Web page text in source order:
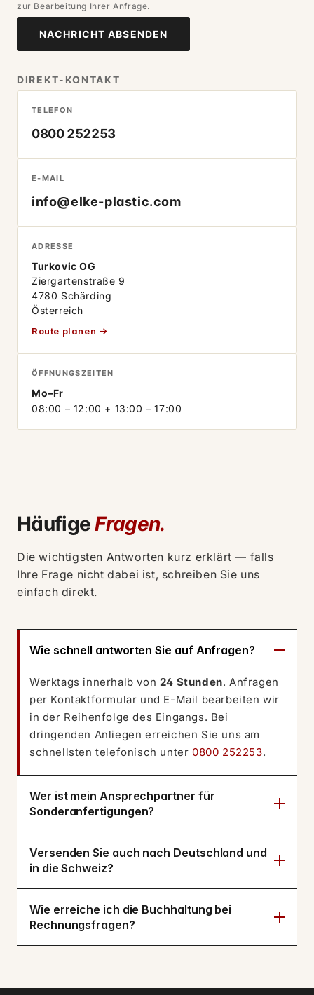
zur Bearbeitung Ihrer Anfrage.
NACHRICHT ABSENDEN
DIREKT-KONTAKT
TELEFON
0800 252253
E-MAIL
info@elke-plastic.com
ADRESSE
Turkovic OG
Ziergartenstraße 9
4780 Schärding
Österreich
Route planen →
ÖFFNUNGSZEITEN
Mo–Fr
08:00 – 12:00 + 13:00 – 17:00
HäufigeFragen.
Die wichtigsten Antworten kurz erklärt — falls
Ihre Frage nicht dabei ist, schreiben Sie uns
einfach direkt.
Wie schnell antworten Sie auf Anfragen?
Werktags innerhalb von 24 Stunden. Anfragen
per Kontaktformular und E-Mail bearbeiten wir
in der Reihenfolge des Eingangs. Bei
dringenden Anliegen erreichen Sie uns am
schnellsten telefonisch unter0800 252253.
Wer ist mein Ansprechpartner für
Sonderanfertigungen?
Versenden Sie auch nach Deutschland und
in die Schweiz?
Wie erreiche ich die Buchhaltung bei
Rechnungsfragen?